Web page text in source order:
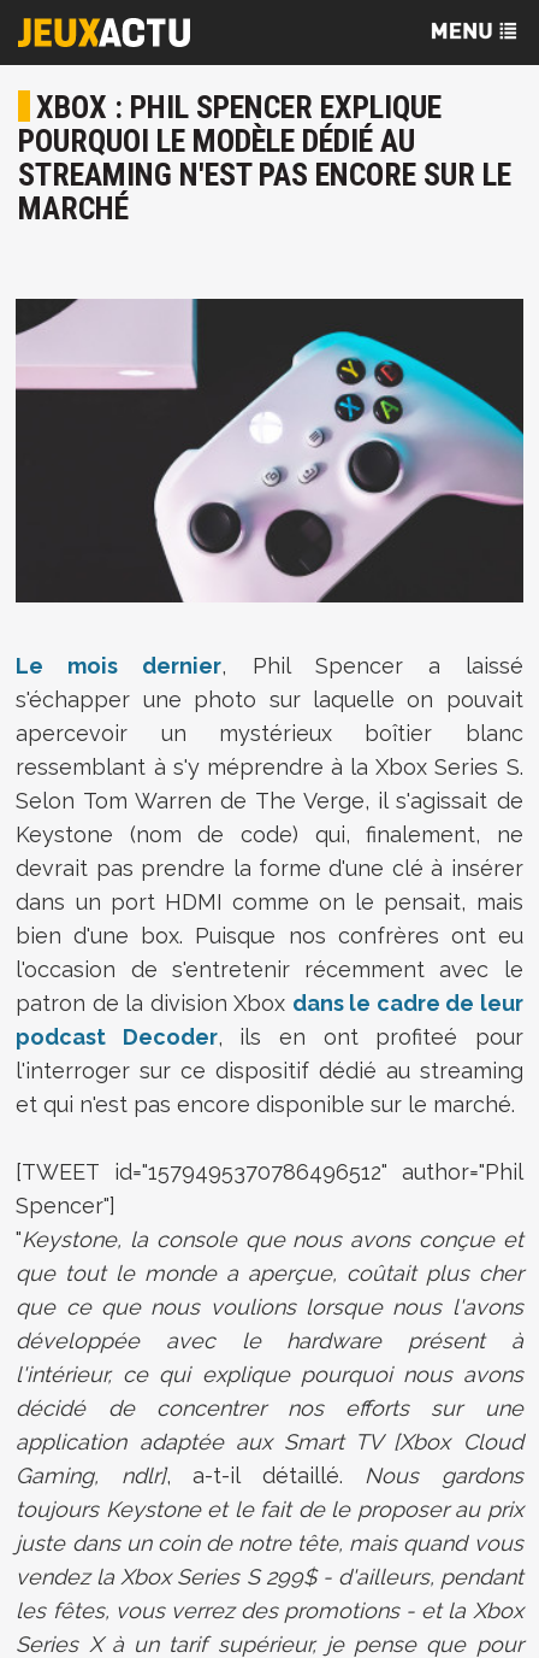
XBOX : PHIL SPENCER EXPLIQUE
POURQUOI LE MODÈLE DÉDIÉ AU
STREAMING N'EST PAS ENCORE SUR LE
MARCHÉ
Le mois dernier, Phil Spencer a laissé
s'échapper une photo sur laquelle on pouvait
apercevoir un mystérieux boîtier blanc
ressemblant à s'y méprendre à la Xbox Series S.
Selon Tom Warren de The Verge, il s'agissait de
Keystone (nom de code) qui, finalement, ne
devrait pas prendre la forme d'une clé à insérer
dans un port HDMI comme on le pensait, mais
bien d'une box. Puisque nos confrères ont eu
l'occasion de s'entretenir récemment avec le
patron de la division Xbox dans le cadre de leur
podcast Decoder, ils en ont profiteé pour
l'interroger sur ce dispositif dédié au streaming
et qui n'est pas encore disponible sur le marché.
[TWEET id="1579495370786496512" author="Phil
Spencer"]
"Keystone, la console que nous avons conçue et
que tout le monde a aperçue, coûtait plus cher
que ce que nous voulions lorsque nous l'avons
développée avec le hardware présent à
l'intérieur, ce qui explique pourquoi nous avons
décidé de concentrer nos efforts sur une
application adaptée aux Smart TV [Xbox Cloud
Gaming, ndlr], a-t-il détaillé. Nous gardons
toujours Keystone et le fait de le proposer au prix
juste dans un coin de notre tête, mais quand vous
vendez la Xbox Series S 299$ - d'ailleurs, pendant
les fêtes, vous verrez des promotions - et la Xbox
Series X à un tarif supérieur, je pense que pour